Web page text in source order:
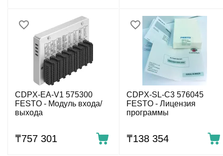
CDPX-EA-V1 575300
FESTO - Модуль входа/
выхода
₸757 301
CDPX-SL-C3 576045
FESTO - Лицензия
программы
₸138 354